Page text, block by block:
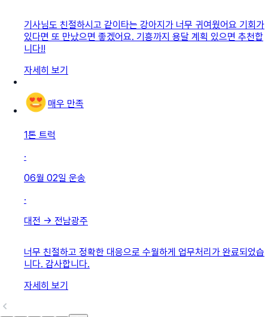
기사님도 친절하시고 같이타는 강아지가 너무 귀여웠어요 기회가
있다면 또 만났으면 좋겠어요. 기흥까지 용달 계획 있으면 추천합
니다!!
자세히 보기
매우 만족
1톤 트럭
·
06월 02일 운송
·
대전 → 전남광주
너무 친절하고 정확한 대응으로 수월하게 업무처리가 완료되었습
니다. 감사합니다.
자세히 보기